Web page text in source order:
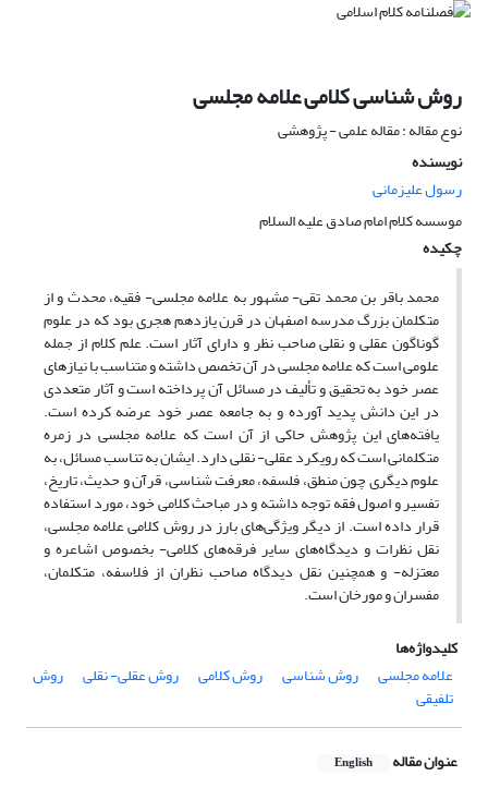
روش شناسی کلامی علامه مجلسی
نوع مقاله : مقاله علمی - پژوهشی
نویسنده
رسول علیزمانی
موسسه کلام امام صادق علیه السلام
چکیده
محمد باقر بن محمد تقی- مشهور به علامه مجلسی- فقیه، محدث و از
متکلمان بزرگ مدرسه اصفهان در قرن یازدهم هجری بود که در علوم
گوناگون عقلی و نقلی صاحب نظر و دارای آثار است. علم کلام از جمله
علومی است که علامه مجلسی در آن تخصص داشته و متناسب با نیازهای
عصر خود به تحقیق و تألیف در مسائل آن پرداخته است و آثار متعددی
در این دانش پدید آورده و به جامعه عصر خود عرضه کرده است.
یافته‌‌های این پژوهش حاکی از آن است که علامه مجلسی در زمره
متکلمانی است که رویکرد عقلی- نقلی دارد. ایشان به تناسب مسائل، به
علوم دیگری چون منطق، فلسفه، معرفت شناسی، قرآن و حدیث، تاریخ،
تفسیر و اصول فقه توجه داشته و در مباحث کلامی خود، مورد استفاده
قرار داده است. از دیگر ویژگی‌های بارز در روش کلامی علامه مجلسی،
نقل نظرات و دیدگاه‌های سایر فرقه‌های کلامی- بخصوص اشاعره و
معتزله- و همچنین نقل دیدگاه صاحب نظران از فلاسفه، متکلمان،
مفسران و مورخان است.
کلیدواژه‌ها
علامه مجلسی
روش شناسی روش کلامی روش عقلی- نقلی روش
تلفیقی
عنوان مقاله English